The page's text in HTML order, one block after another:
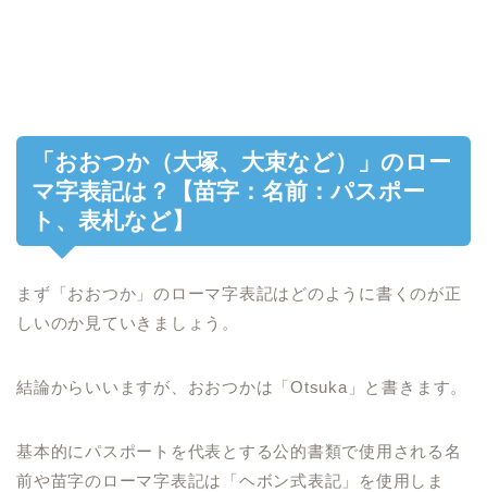
「おおつか（大塚、大束など）」のロー
マ字表記は？【苗字：名前：パスポー
ト、表札など】
まず「おおつか」のローマ字表記はどのように書くのが正
しいのか見ていきましょう。
結論からいいますが、おおつかは「Otsuka」と書きます。
基本的にパスポートを代表とする公的書類で使用される名
前や苗字のローマ字表記は「ヘボン式表記」を使用しま